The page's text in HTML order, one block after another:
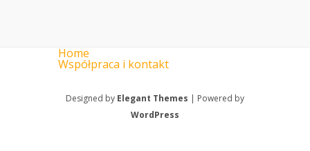
Home
Współpraca i kontakt
Designed by Elegant Themes | Powered by
WordPress